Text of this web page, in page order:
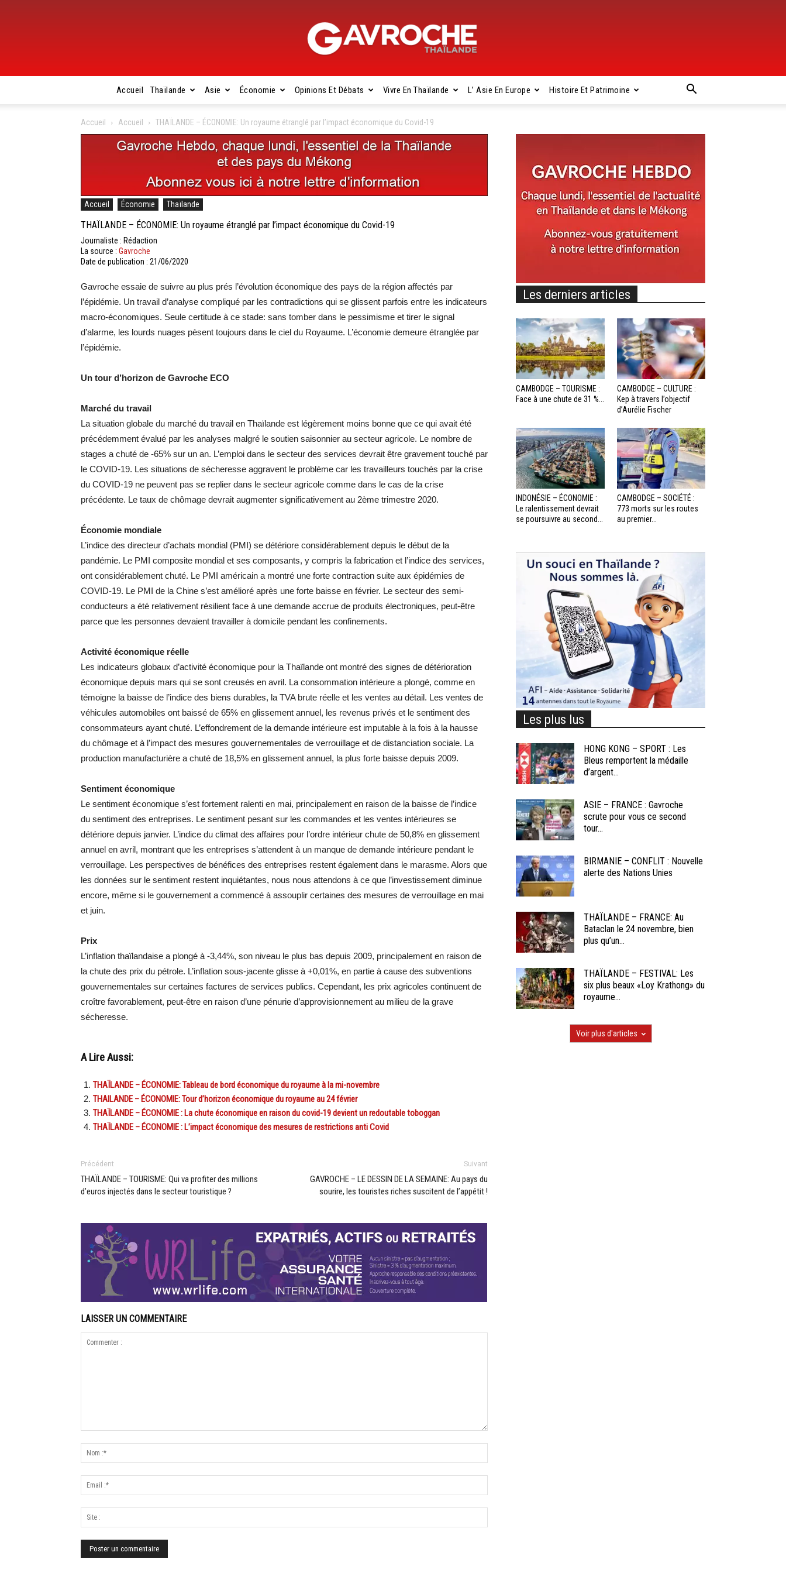
Gavroche
Accueil Thaïlande Asie Économie Opinions Et Débats Vivre En Thaïlande L’ Asie En Europe Histoire Et Patrimoine
Accueil Accueil THAÏLANDE – ÉCONOMIE: Un royaume étranglé par l’impact économique du Covid-19
Accueil Économie Thaïlande
THAÏLANDE – ÉCONOMIE: Un royaume étranglé par l’impact économique du Covid-19
Journaliste : Rédaction
La source : Gavroche
Date de publication : 21/06/2020
Gavroche essaie de suivre au plus prés l’évolution économique des pays de la région affectés par
l’épidémie. Un travail d’analyse compliqué par les contradictions qui se glissent parfois entre les indicateurs
macro-économiques. Seule certitude à ce stade: sans tomber dans le pessimisme et tirer le signal
d’alarme, les lourds nuages pèsent toujours dans le ciel du Royaume. L’économie demeure étranglée par
l’épidémie.
Un tour d’horizon de Gavroche ECO
Marché du travail
La situation globale du marché du travail en Thaïlande est légèrement moins bonne que ce qui avait été
précédemment évalué par les analyses malgré le soutien saisonnier au secteur agricole. Le nombre de
stages a chuté de -65% sur un an. L’emploi dans le secteur des services devrait être gravement touché par
le COVID-19. Les situations de sécheresse aggravent le problème car les travailleurs touchés par la crise
du COVID-19 ne peuvent pas se replier dans le secteur agricole comme dans le cas de la crise
précédente. Le taux de chômage devrait augmenter significativement au 2ème trimestre 2020.
Économie mondiale
L’indice des directeur d’achats mondial (PMI) se détériore considérablement depuis le début de la
pandémie. Le PMI composite mondial et ses composants, y compris la fabrication et l’indice des services,
ont considérablement chuté. Le PMI américain a montré une forte contraction suite aux épidémies de
COVID-19. Le PMI de la Chine s’est amélioré après une forte baisse en février. Le secteur des semi-
conducteurs a été relativement résilient face à une demande accrue de produits électroniques, peut-être
parce que les personnes devaient travailler à domicile pendant les confinements.
Activité économique réelle
Les indicateurs globaux d’activité économique pour la Thaïlande ont montré des signes de détérioration
économique depuis mars qui se sont creusés en avril. La consommation intérieure a plongé, comme en
témoigne la baisse de l’indice des biens durables, la TVA brute réelle et les ventes au détail. Les ventes de
véhicules automobiles ont baissé de 65% en glissement annuel, les revenus privés et le sentiment des
consommateurs ayant chuté. L’effondrement de la demande intérieure est imputable à la fois à la hausse
du chômage et à l’impact des mesures gouvernementales de verrouillage et de distanciation sociale. La
production manufacturière a chuté de 18,5% en glissement annuel, la plus forte baisse depuis 2009.
Sentiment économique
Le sentiment économique s’est fortement ralenti en mai, principalement en raison de la baisse de l’indice
du sentiment des entreprises. Le sentiment pesant sur les commandes et les ventes intérieures se
détériore depuis janvier. L’indice du climat des affaires pour l’ordre intérieur chute de 50,8% en glissement
annuel en avril, montrant que les entreprises s’attendent à un manque de demande intérieure pendant le
verrouillage. Les perspectives de bénéfices des entreprises restent également dans le marasme. Alors que
les données sur le sentiment restent inquiétantes, nous nous attendons à ce que l’investissement diminue
encore, même si le gouvernement a commencé à assouplir certaines des mesures de verrouillage en mai
et juin.
Prix
L’inflation thaïlandaise a plongé à -3,44%, son niveau le plus bas depuis 2009, principalement en raison de
la chute des prix du pétrole. L’inflation sous-jacente glisse à +0,01%, en partie à cause des subventions
gouvernementales sur certaines factures de services publics. Cependant, les prix agricoles continuent de
croître favorablement, peut-être en raison d’une pénurie d’approvisionnement au milieu de la grave
sécheresse.
A Lire Aussi:
THAÏLANDE – ÉCONOMIE: Tableau de bord économique du royaume à la mi-novembre
THAILANDE – ÉCONOMIE: Tour d’horizon économique du royaume au 24 février
THAÏLANDE – ÉCONOMIE : La chute économique en raison du covid-19 devient un redoutable toboggan
THAÏLANDE – ÉCONOMIE : L’impact économique des mesures de restrictions anti Covid
Précédent
THAÏLANDE – TOURISME: Qui va profiter des millions
d’euros injectés dans le secteur touristique ?
Suivant
GAVROCHE – LE DESSIN DE LA SEMAINE: Au pays du
sourire, les touristes riches suscitent de l’appétit !
LAISSER UN COMMENTAIRE
Les derniers articles
CAMBODGE – TOURISME :
Face à une chute de 31 %...
CAMBODGE – CULTURE :
Kep à travers l’objectif
d’Aurélie Fischer
INDONÉSIE – ÉCONOMIE :
Le ralentissement devrait
se poursuivre au second...
CAMBODGE – SOCIÉTÉ :
773 morts sur les routes
au premier...
Les plus lus
HONG KONG – SPORT : Les
Bleus remportent la médaille
d’argent...
ASIE – FRANCE : Gavroche
scrute pour vous ce second
tour...
BIRMANIE – CONFLIT : Nouvelle
alerte des Nations Unies
THAÏLANDE – FRANCE: Au
Bataclan le 24 novembre, bien
plus qu’un...
THAÏLANDE – FESTIVAL: Les
six plus beaux «Loy Krathong» du
royaume...
Voir plus d'articles